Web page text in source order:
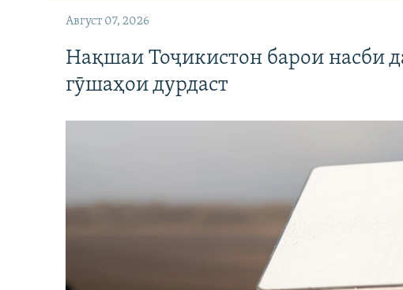
Август 07, 2026
Нақшаи Тоҷикистон барои насби
гӯшаҳои дурдаст